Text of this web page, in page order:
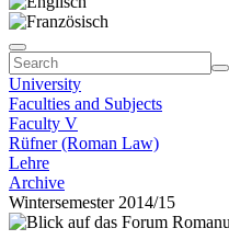
University
Faculties and Subjects
Faculty V
Rüfner (Roman Law)
Lehre
Archive
Wintersemester 2014/15